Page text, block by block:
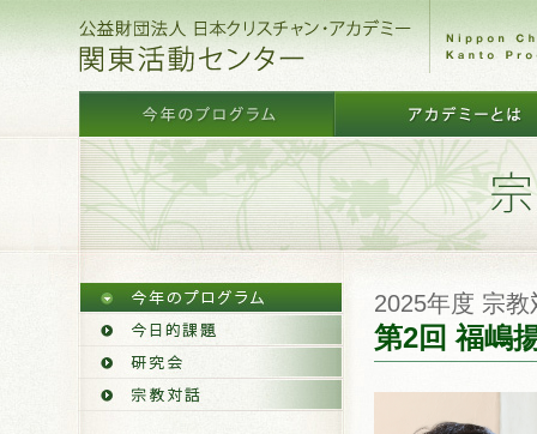
2025年度 宗
第2回 福嶋